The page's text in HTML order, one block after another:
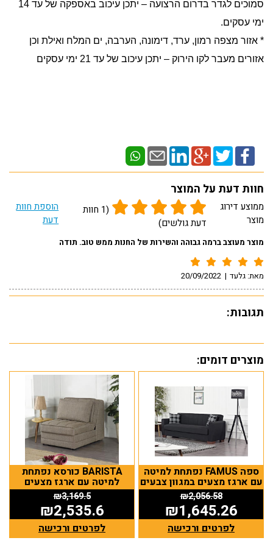
סמוכים לגדר בדרום הרצועה – יתכן עיכוב באספקה של עד 14
ימי עסקים.
* אזור מצפה רמון, ערד, דימונה, הערבה, ים המלח ואילת וכן
אזורים מעבר לקו הירוק – יתכן עיכוב של עד 21 ימי עסקים
חוות דעת על המוצר
ממוצע דירוג
מוצר
(1 חוות
דעת גולשים)
הוספת חוות
דעת
מוצר מעוצב ברמה גבוהה והשירות של החנות ממש טוב. תודה
מאת: גלעד |
20/09/2022
תגובות:
מוצרים דומים:
ספה FAMUS נפתחת למיטה
עם ארגז מצעים במגוון צבעים
₪2,056.58
₪1,645.26
לפרטים ורכישה
BARISTA כורסא נפתחת
למיטה עם ארגז מצעים
₪3,169.5
₪2,535.6
לפרטים ורכישה